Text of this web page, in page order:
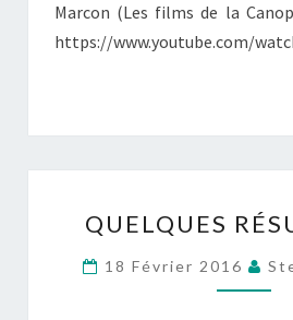
Marcon (Les films de la
https://www.youtube.com/
QUELQUES
18 Février 2016